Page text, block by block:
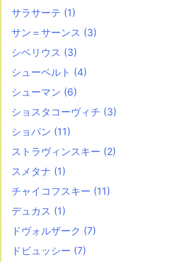
サラサーテ (1)
サン＝サーンス (3)
シベリウス (3)
シューベルト (4)
シューマン (6)
ショスタコーヴィチ (3)
ショパン (11)
ストラヴィンスキー (2)
スメタナ (1)
チャイコフスキー (11)
デュカス (1)
ドヴォルザーク (7)
ドビュッシー (7)